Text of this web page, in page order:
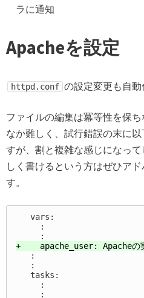
ラに通知
Apacheを設定
httpd.conf の設定変更も自動
ファイルの編集は冪等性を保
なか難しく、試行錯誤の末に
すが、割と複雑な感じになっ
しく書けるという方はぜひア
す。
   vars:
     :
   :
   :
   tasks:
     :